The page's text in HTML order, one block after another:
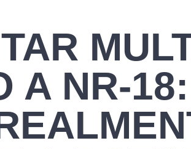
A NR-